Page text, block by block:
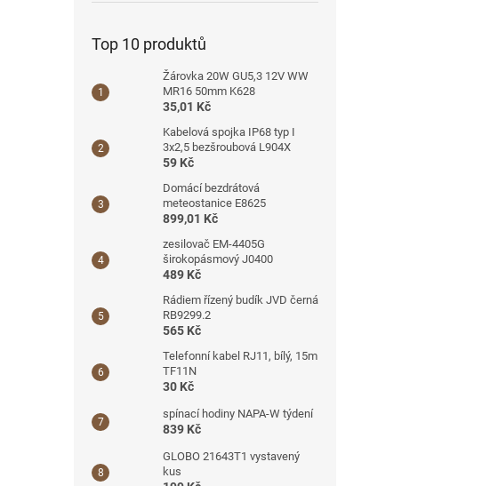
Top 10 produktů
Žárovka 20W GU5,3 12V WW
MR16 50mm K628
35,01 Kč
Kabelová spojka IP68 typ I
3x2,5 bezšroubová L904X
59 Kč
Domácí bezdrátová
meteostanice E8625
899,01 Kč
zesilovač EM-4405G
širokopásmový J0400
489 Kč
Rádiem řízený budík JVD černá
RB9299.2
565 Kč
Telefonní kabel RJ11, bílý, 15m
TF11N
30 Kč
spínací hodiny NAPA-W týdení
839 Kč
GLOBO 21643T1 vystavený
kus